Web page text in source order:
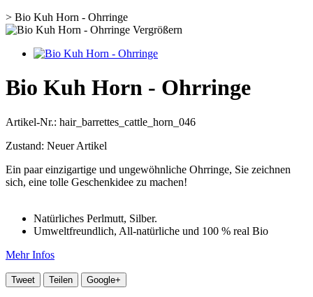
> Bio Kuh Horn - Ohrringe
Vergrößern
Bio Kuh Horn - Ohrringe
Artikel-Nr.: hair_barrettes_cattle_horn_046
Zustand: Neuer Artikel
Ein paar einzigartige und ungewöhnliche Ohrringe, Sie zeichnen
sich, eine tolle Geschenkidee zu machen!
Natürliches Perlmutt, Silber.
Umweltfreundlich, All-natürliche und 100 % real Bio
Mehr Infos
Tweet Teilen Google+